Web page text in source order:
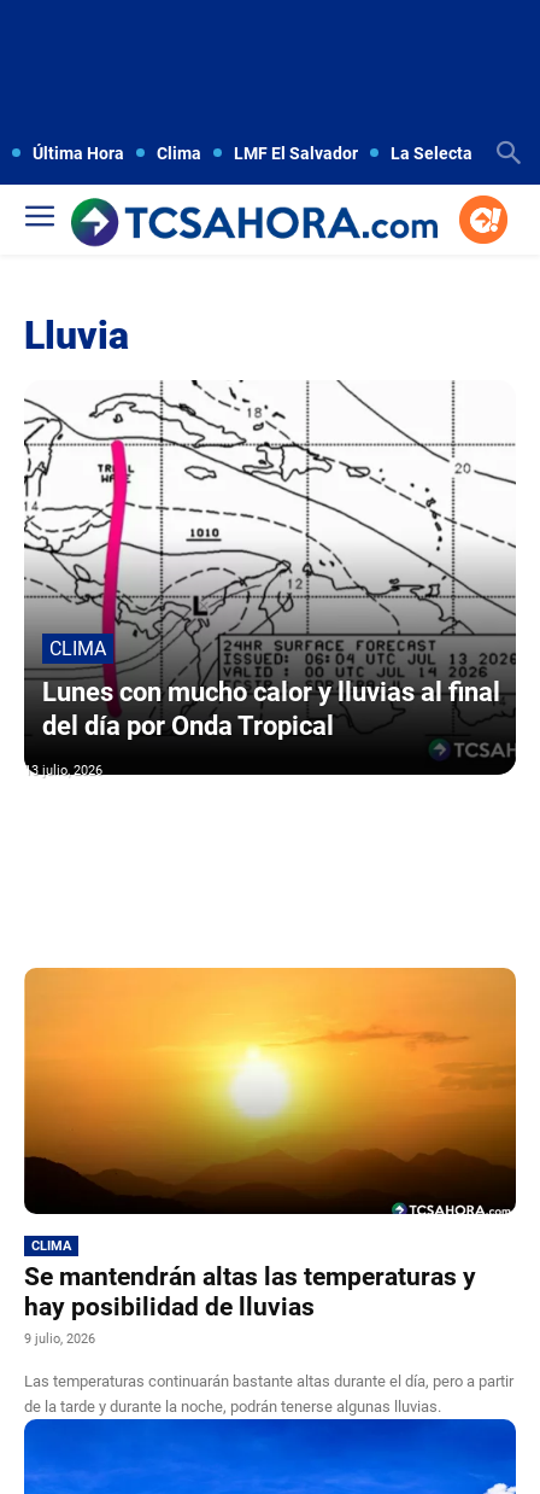
Última Hora Clima LMF El Salvador La Selecta
Lluvia
CLIMA
Lunes con mucho calor y lluvias al final
del día por Onda Tropical
13 julio, 2026
CLIMA
Se mantendrán altas las temperaturas y
hay posibilidad de lluvias
9 julio, 2026
Las temperaturas continuarán bastante altas durante el día, pero a partir
de la tarde y durante la noche, podrán tenerse algunas lluvias.